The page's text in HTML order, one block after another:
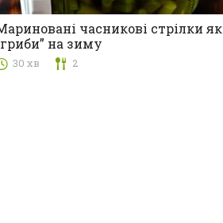
Консервація
часникові стрілки як
на зиму
30 хв 2